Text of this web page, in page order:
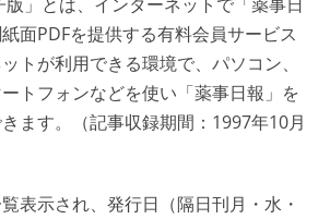
面PDFを提供する有料会員サービス
トが利用できる環境で、パソコン、
トフォンなどを使い「薬事日報」を
ます。（記事収録期間：1997年10月
表示され、発行日（隔日刊月・水・